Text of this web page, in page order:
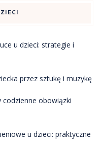
u dzieci: strategie i
przez sztukę i muzykę
obowiązki
u dzieci: praktyczne